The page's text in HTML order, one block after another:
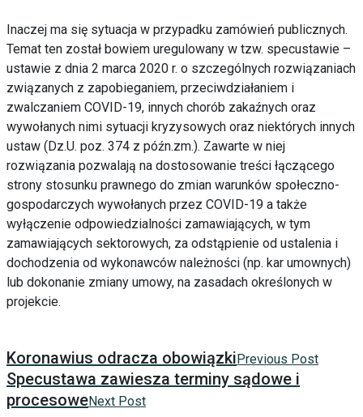
Inaczej ma się sytuacja w przypadku zamówień publicznych.
Temat ten został bowiem uregulowany w tzw. specustawie –
ustawie z dnia 2 marca 2020 r. o szczególnych rozwiązaniach
związanych z zapobieganiem, przeciwdziałaniem i
zwalczaniem COVID-19, innych chorób zakaźnych oraz
wywołanych nimi sytuacji kryzysowych oraz niektórych innych
ustaw (Dz.U. poz. 374 z późn.zm.). Zawarte w niej
rozwiązania pozwalają na dostosowanie treści łączącego
strony stosunku prawnego do zmian warunków społeczno-
gospodarczych wywołanych przez COVID-19 a także
wyłączenie odpowiedzialności zamawiających, w tym
zamawiających sektorowych, za odstąpienie od ustalenia i
dochodzenia od wykonawców należności (np. kar umownych)
lub dokonanie zmiany umowy, na zasadach określonych w
projekcie.
Koronawius odracza obowiązki Previous Post
Specustawa zawiesza terminy sądowe i
procesoweNext Post